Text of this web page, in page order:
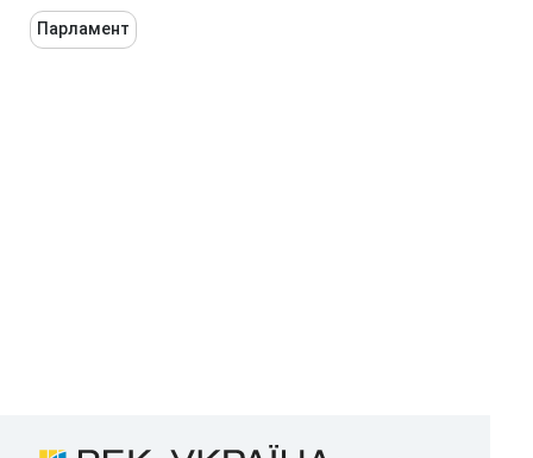
Парламент